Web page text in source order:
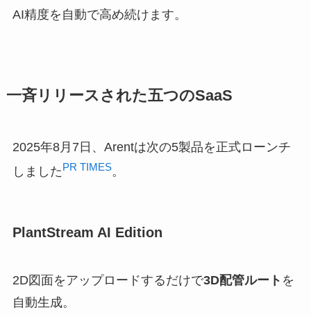
AI精度を自動で高め続けます。
一斉リリースされた五つのSaaS
2025年8月7日、Arentは次の5製品を正式ローンチ
しましたPR TIMES。
PlantStream AI Edition
2D図面をアップロードするだけで3D配管ルート を
自動生成。